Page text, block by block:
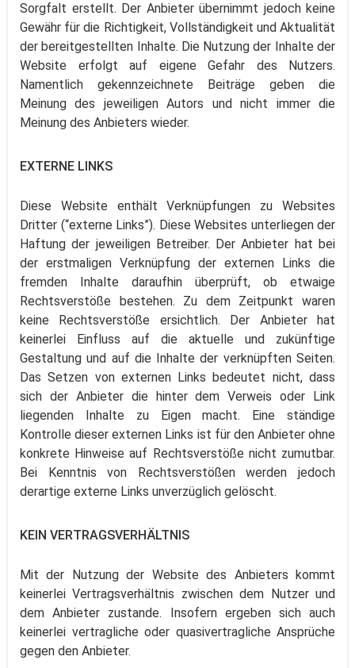
Sorgfalt erstellt. Der Anbieter übernimmt jedoch keine
Gewähr für die Richtigkeit, Vollständigkeit und Aktualität
der bereitgestellten Inhalte. Die Nutzung der Inhalte der
Website erfolgt auf eigene Gefahr des Nutzers.
Namentlich gekennzeichnete Beiträge geben die
Meinung des jeweiligen Autors und nicht immer die
Meinung des Anbieters wieder.
EXTERNE LINKS
Diese Website enthält Verknüpfungen zu Websites
Dritter (“externe Links”). Diese Websites unterliegen der
Haftung der jeweiligen Betreiber. Der Anbieter hat bei
der erstmaligen Verknüpfung der externen Links die
fremden Inhalte daraufhin überprüft, ob etwaige
Rechtsverstöße bestehen. Zu dem Zeitpunkt waren
keine Rechtsverstöße ersichtlich. Der Anbieter hat
keinerlei Einfluss auf die aktuelle und zukünftige
Gestaltung und auf die Inhalte der verknüpften Seiten.
Das Setzen von externen Links bedeutet nicht, dass
sich der Anbieter die hinter dem Verweis oder Link
liegenden Inhalte zu Eigen macht. Eine ständige
Kontrolle dieser externen Links ist für den Anbieter ohne
konkrete Hinweise auf Rechtsverstöße nicht zumutbar.
Bei Kenntnis von Rechtsverstößen werden jedoch
derartige externe Links unverzüglich gelöscht.
KEIN VERTRAGSVERHÄLTNIS
Mit der Nutzung der Website des Anbieters kommt
keinerlei Vertragsverhältnis zwischen dem Nutzer und
dem Anbieter zustande. Insofern ergeben sich auch
keinerlei vertragliche oder quasivertragliche Ansprüche
gegen den Anbieter.